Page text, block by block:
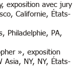
exposition avec jury
Californie, États-
Philadelphie, PA,
», exposition
Asia, NY, NY, États-